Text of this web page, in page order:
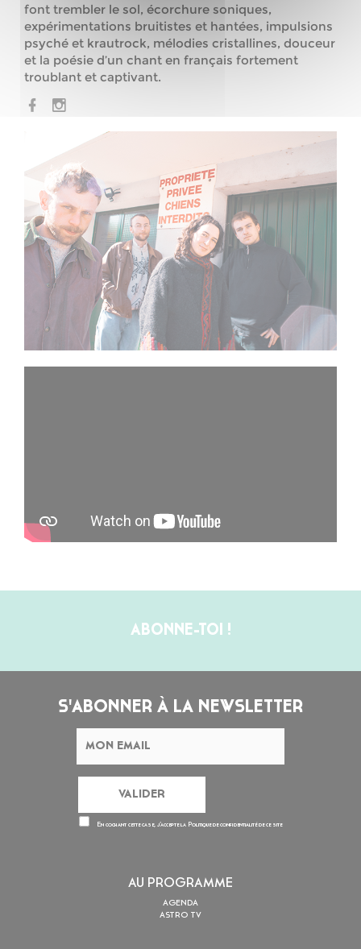
font trembler le sol, écorchure soniques,
expérimentations bruitistes et hantées, impulsions
psyché et krautrock, mélodies cristallines, douceur
et la poésie d’un chant en français fortement
troublant et captivant.
ABONNE-TOI !
S'ABONNER À LA NEWSLETTER
En cochant cette case, j’accepte la Politique de confidentialitéde ce site
AU PROGRAMME
AGENDA
ASTRO TV